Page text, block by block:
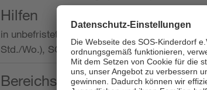
Hilfen
in unbefristeter Anstellung, Vollzeit oder
Std./Wo.), SOS-Kinderdorf Worpswede,
Bereichsleitung mit der